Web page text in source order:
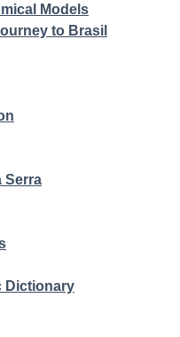
Models
to Brasil
Serra
Dictionary